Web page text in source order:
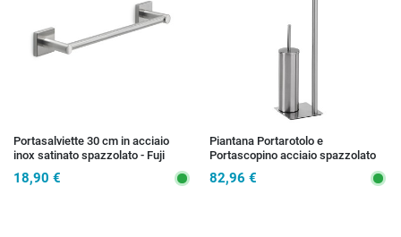
Portasalviette 30 cm in acciaio
inox satinato spazzolato - Fuji
18,90 €
Piantana Portarotolo e
Portascopino acciaio spazzolato
82,96 €